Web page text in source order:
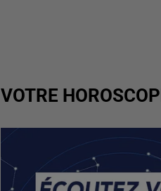
VOTRE